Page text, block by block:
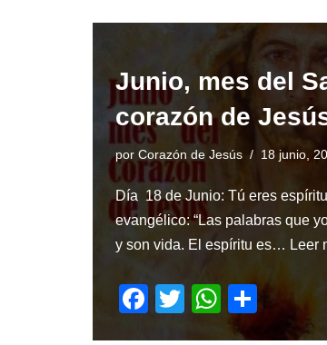
b
o
o
k
er s
A
p
p
e
Junio, mes del
corazón de
por Corazón de Jesús 18 junio,
Día 18 de Junio: Tú eres
evangélico: “Las palabras que
y son vida. El espíritu es… Leer
F
T
W
h
S
h